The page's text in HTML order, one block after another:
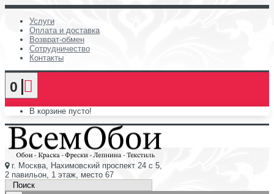
Услуги
Оплата и доставка
Возврат-обмен
Сотрудничество
Контакты
0
В корзине пусто!
г. Москва, Нахимовский проспект 24 с 5,
2 павильон, 1 этаж, место 67